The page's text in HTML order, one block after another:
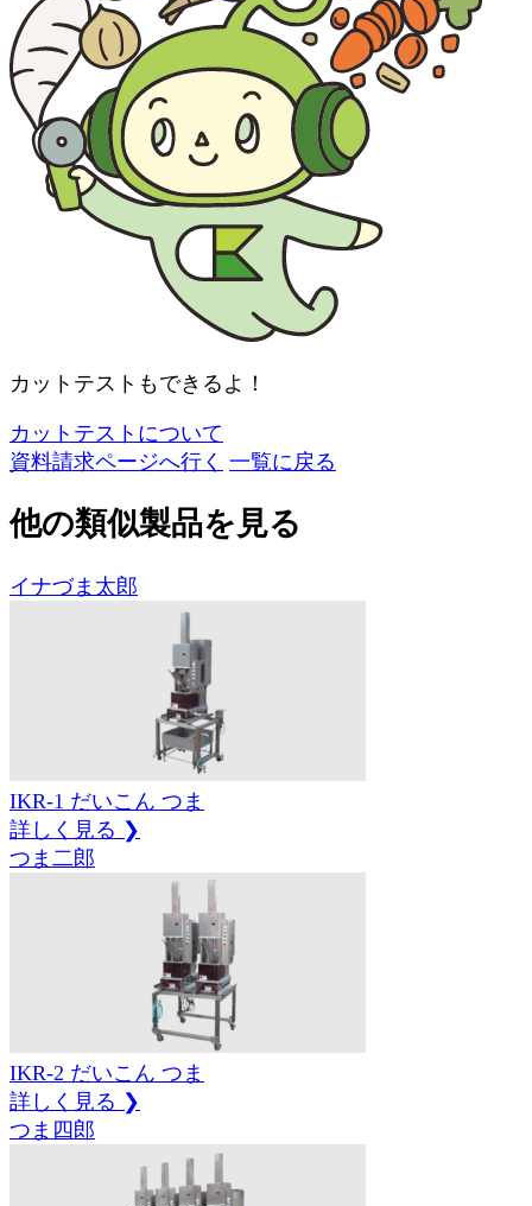
カットテストもできるよ！
カットテストについて
資料請求ページへ行く 一覧に戻る
他の類似製品を見る
イナづま太郎
IKR-1 だいこん つま
詳しく見る ❯
つま二郎
IKR-2 だいこん つま
詳しく見る ❯
つま四郎